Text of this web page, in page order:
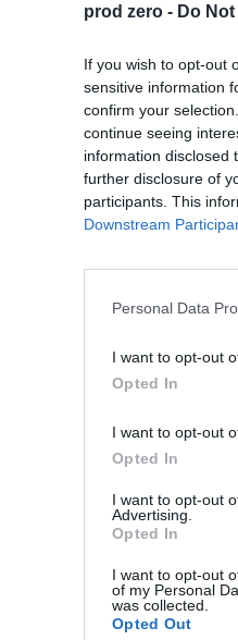
prod zero - Do
If you wish to opt-out
sensitive information
confirm your
continue seeing
information disclosed
further disclosure of
participants. This
Downstream
Personal Data
I want to opt-out
Opted In
I want to opt-out
Opted In
I want to opt-out
Advertising.
Opted In
I want to opt-out
of my Personal
was collected.
Opted Out
agencja S&P Global Ratings (fot.